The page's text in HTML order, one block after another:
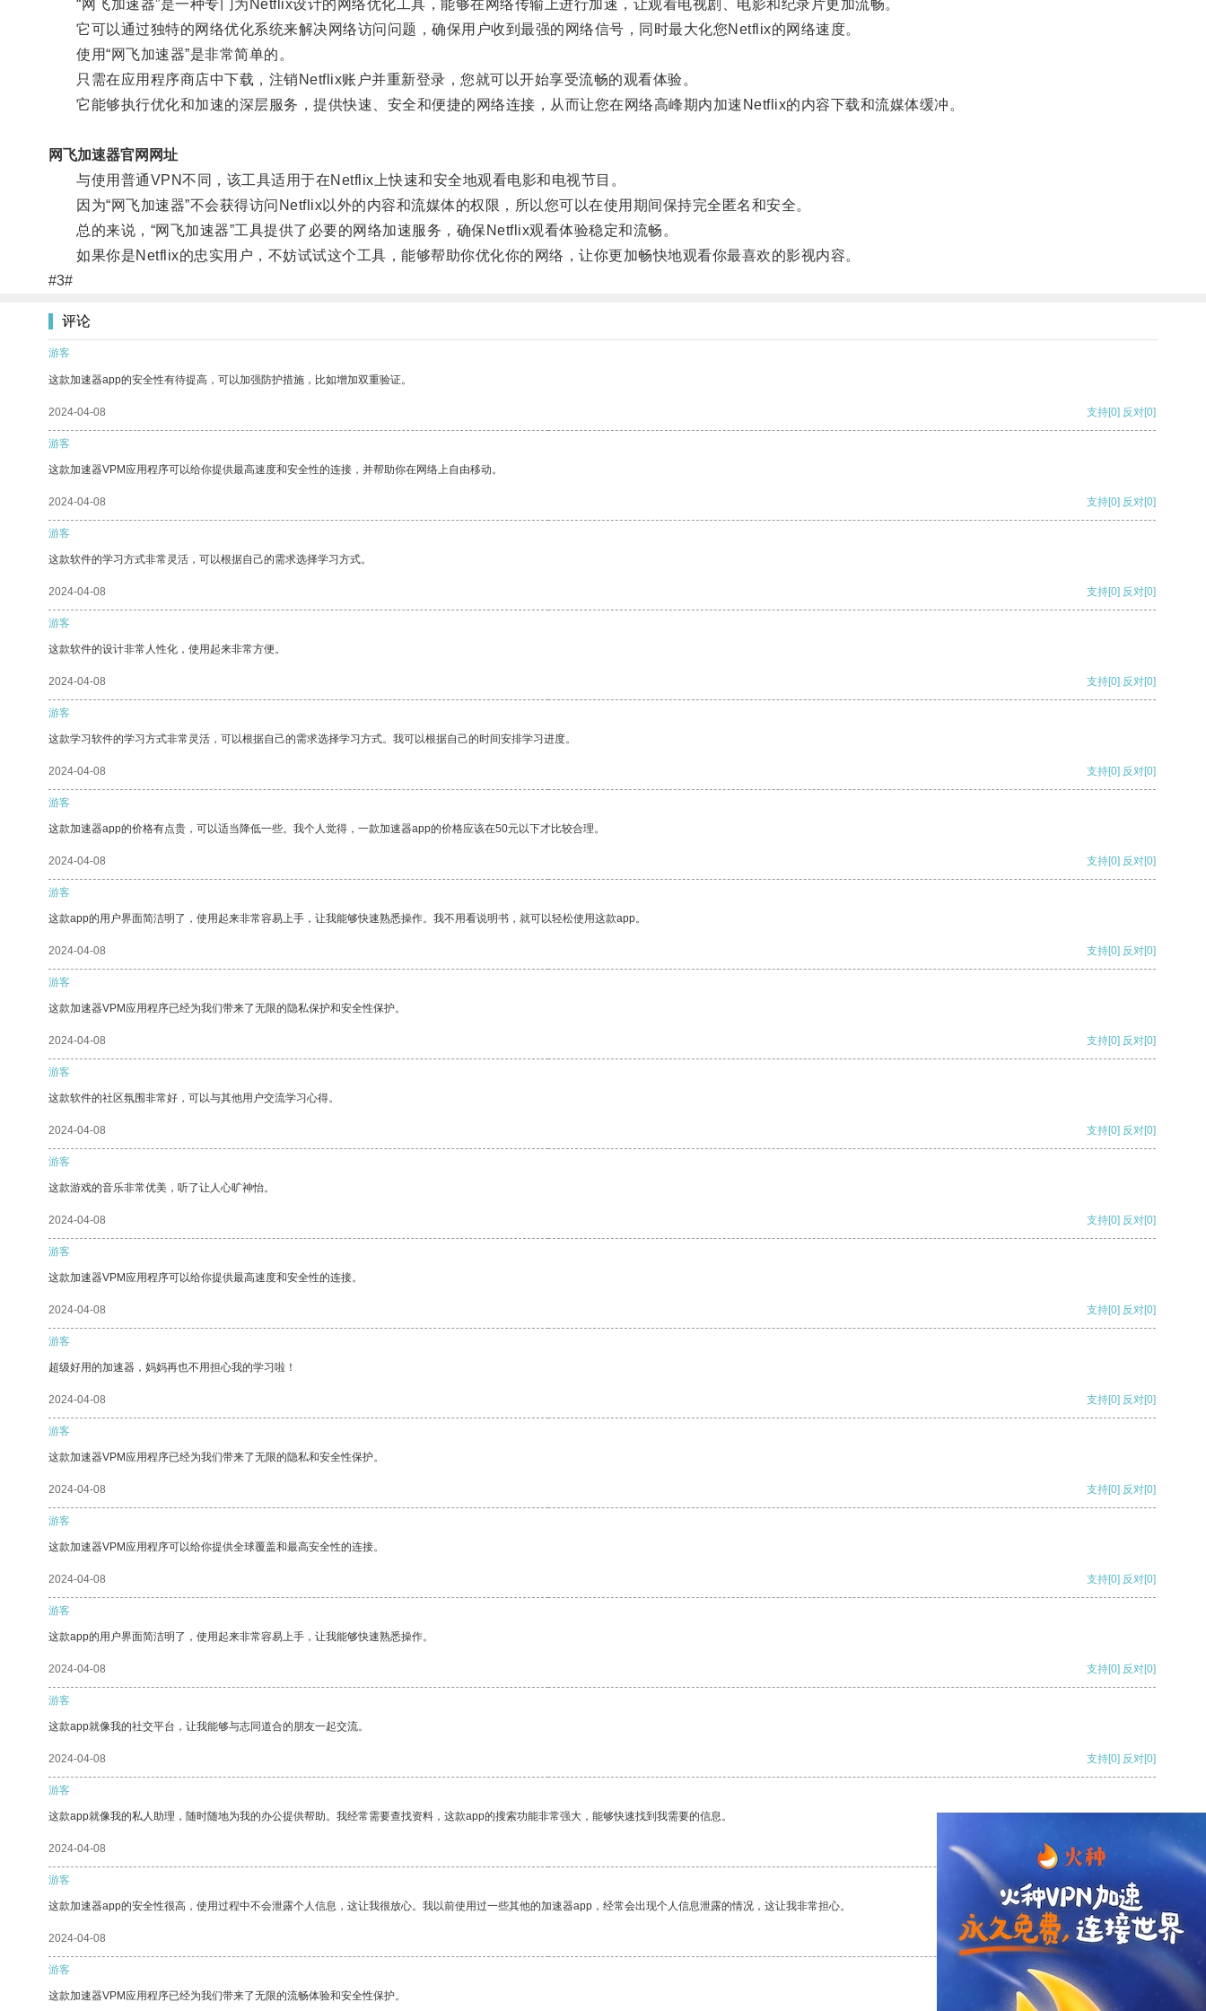
“网飞加速器”是一种专门为Netflix设计的网络优化工具，能够在网络传输上进行加速，让观看电视剧、电影和纪录片更加流畅。
它可以通过独特的网络优化系统来解决网络访问问题，确保用户收到最强的网络信号，同时最大化您Netflix的网络速度。
使用“网飞加速器”是非常简单的。
只需在应用程序商店中下载，注销Netflix账户并重新登录，您就可以开始享受流畅的观看体验。
它能够执行优化和加速的深层服务，提供快速、安全和便捷的网络连接，从而让您在网络高峰期内加速Netflix的内容下载和流媒体缓冲。
网飞加速器官网网址
与使用普通VPN不同，该工具适用于在Netflix上快速和安全地观看电影和电视节目。
因为“网飞加速器”不会获得访问Netflix以外的内容和流媒体的权限，所以您可以在使用期间保持完全匿名和安全。
总的来说，“网飞加速器”工具提供了必要的网络加速服务，确保Netflix观看体验稳定和流畅。
如果你是Netflix的忠实用户，不妨试试这个工具，能够帮助你优化你的网络，让你更加畅快地观看你最喜欢的影视内容。
#3#
评论
游客
这款加速器app的安全性有待提高，可以加强防护措施，比如增加双重验证。
2024-04-08 支持[0] 反对[0]
游客
这款加速器VPM应用程序可以给你提供最高速度和安全性的连接，并帮助你在网络上自由移动。
2024-04-08 支持[0] 反对[0]
游客
这款软件的学习方式非常灵活，可以根据自己的需求选择学习方式。
2024-04-08 支持[0] 反对[0]
游客
这款软件的设计非常人性化，使用起来非常方便。
2024-04-08 支持[0] 反对[0]
游客
这款学习软件的学习方式非常灵活，可以根据自己的需求选择学习方式。我可以根据自己的时间安排学习进度。
2024-04-08 支持[0] 反对[0]
游客
这款加速器app的价格有点贵，可以适当降低一些。我个人觉得，一款加速器app的价格应该在50元以下才比较合理。
2024-04-08 支持[0] 反对[0]
游客
这款app的用户界面简洁明了，使用起来非常容易上手，让我能够快速熟悉操作。我不用看说明书，就可以轻松使用这款app。
2024-04-08 支持[0] 反对[0]
游客
这款加速器VPM应用程序已经为我们带来了无限的隐私保护和安全性保护。
2024-04-08 支持[0] 反对[0]
游客
这款软件的社区氛围非常好，可以与其他用户交流学习心得。
2024-04-08 支持[0] 反对[0]
游客
这款游戏的音乐非常优美，听了让人心旷神怡。
2024-04-08 支持[0] 反对[0]
游客
这款加速器VPM应用程序可以给你提供最高速度和安全性的连接。
2024-04-08 支持[0] 反对[0]
游客
超级好用的加速器，妈妈再也不用担心我的学习啦！
2024-04-08 支持[0] 反对[0]
游客
这款加速器VPM应用程序已经为我们带来了无限的隐私和安全性保护。
2024-04-08 支持[0] 反对[0]
游客
这款加速器VPM应用程序可以给你提供全球覆盖和最高安全性的连接。
2024-04-08 支持[0] 反对[0]
游客
这款app的用户界面简洁明了，使用起来非常容易上手，让我能够快速熟悉操作。
2024-04-08 支持[0] 反对[0]
游客
这款app就像我的社交平台，让我能够与志同道合的朋友一起交流。
2024-04-08 支持[0] 反对[0]
游客
这款app就像我的私人助理，随时随地为我的办公提供帮助。我经常需要查找资料，这款app的搜索功能非常强大，能够快速找到我需要的信息。
2024-04-08 支持
游客
这款加速器app的安全性很高，使用过程中不会泄露个人信息，这让我很放心。我以前使用过一些其他的加速器app，经常会出现个人信息泄露的情况，这让我非常担心。
2024-04-08 支持[0] 反对[0]
游客
这款加速器VPM应用程序已经为我们带来了无限的流畅体验和安全性保护。